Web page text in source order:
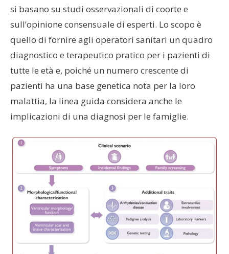
si basano su studi osservazionali di coorte e
sull’opinione consensuale di esperti. Lo scopo è
quello di fornire agli operatori sanitari un quadro
diagnostico e terapeutico pratico per i pazienti di
tutte le età e, poiché un numero crescente di
pazienti ha una base genetica nota per la loro
malattia, la linea guida considera anche le
implicazioni di una diagnosi per le famiglie.